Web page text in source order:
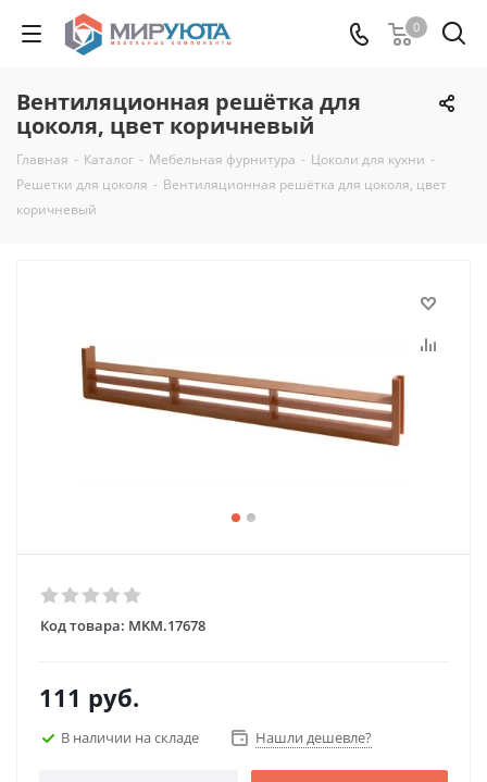
0
Вентиляционная решётка для
цоколя, цвет коричневый
Главная - Каталог - Мебельная фурнитура - Цоколи для кухни -
Решетки для цоколя - Вентиляционная решётка для цоколя, цвет
коричневый
Код товара: MKM.17678
111 руб.
В наличии на складе Нашли дешевле?